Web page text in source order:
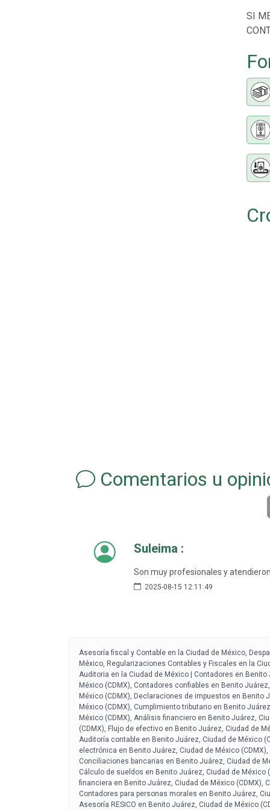
SI
Comentarios u
Suleima :
Son muy profesionales y
2025-08-15 12:11:49
Asesoría fiscal y Contable en la Ciudad de México,
México, Regularizaciones Contables y Fiscales en la
Auditoria en la Ciudad de México | Contadores en
México (CDMX), Contadores confiables en Benito
México (CDMX), Declaraciones de impuestos en Benito
México (CDMX), Cumplimiento tributario en Benito
México (CDMX), Análisis financiero en Benito Juárez,
(CDMX), Flujo de efectivo en Benito Juárez, Ciudad de
Auditoría contable en Benito Juárez, Ciudad de México
electrónica en Benito Juárez, Ciudad de México
Conciliaciones bancarias en Benito Juárez, Ciudad de
Cálculo de sueldos en Benito Juárez, Ciudad de
financiera en Benito Juárez, Ciudad de México (CDMX),
Contadores para personas morales en Benito Juárez,
Asesoría RESICO en Benito Juárez, Ciudad de México